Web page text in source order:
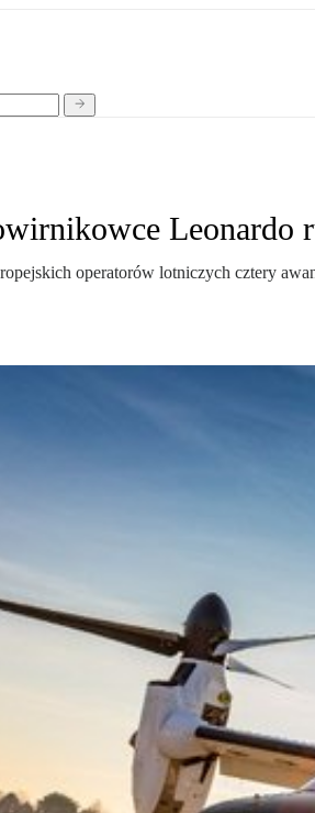
Leonardo
operatorów lotniczych cztery